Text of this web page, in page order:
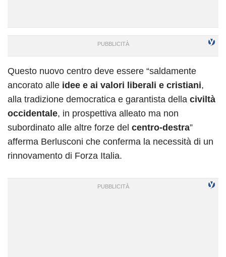
Questo nuovo centro deve essere “saldamente
ancorato alle idee e ai valori liberali e cristiani,
alla tradizione democratica e garantista della civiltà
occidentale, in prospettiva alleato ma non
subordinato alle altre forze del centro-destra”
afferma Berlusconi che conferma la necessità di un
rinnovamento di Forza Italia.